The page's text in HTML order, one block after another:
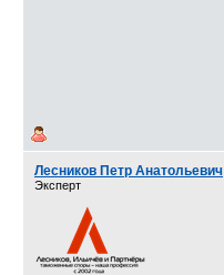
Лесников Петр Анатольевич
Эксперт